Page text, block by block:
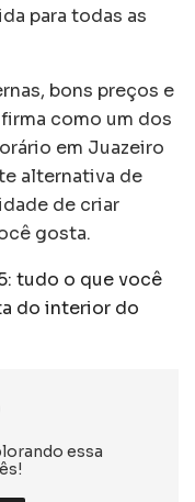
para todas as
bons preços e
como um dos
em Juazeiro
alternativa de
de criar
gosta.
tudo o que você
do interior do
essa